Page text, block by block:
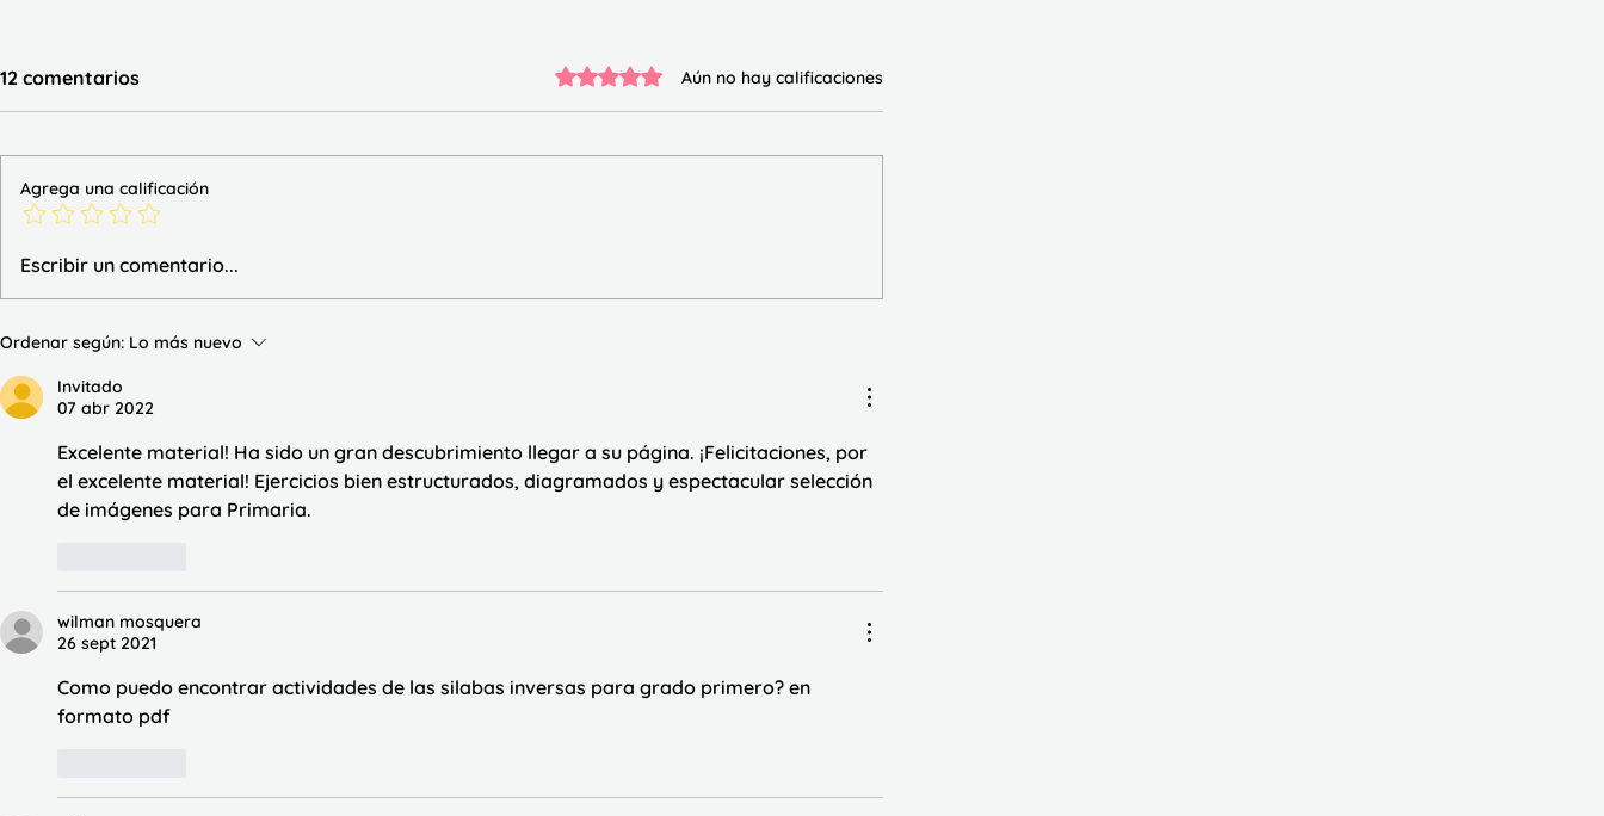
Actividades de las tablas de
multiplicar
12 comentarios Obtuvo 0 de 5 estrellas.Aún no hay calificaciones
Agrega una calificación
Escribir un comentario...
Ordenar según: Lo más nuevo
Invitado
07 abr 2022
Excelente material! Ha sido un gran descubrimiento llegar a su página. ¡Felicitaciones, por
el excelente material! Ejercicios bien estructurados, diagramados y espectacular selección
de imágenes para Primaria.
wilman mosquera
26 sept 2021
Como puedo encontrar actividades de las silabas inversas para grado primero? en
formato pdf